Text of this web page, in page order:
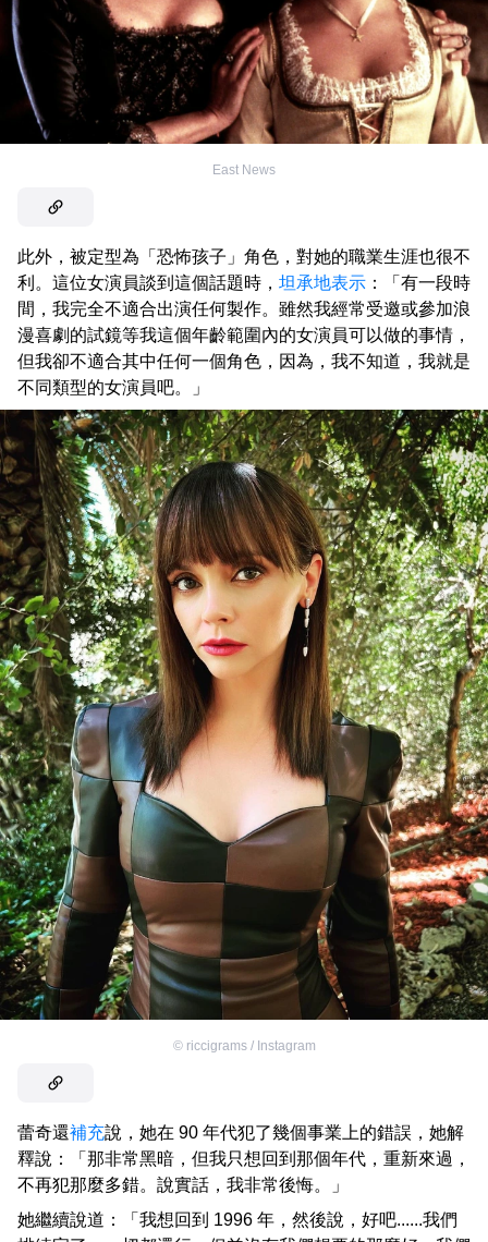
East News
此外，被定型為「恐怖孩子」角色，對她的職業生涯也很不
利。這位女演員談到這個話題時， 坦承地表示 ：「有一段時
間，我完全不適合出演任何製作。雖然我經常受邀或參加浪
漫喜劇的試鏡等我這個年齡範圍內的女演員可以做的事情，
但我卻不適合其中任何一個角色，因為，我不知道，我就是
不同類型的女演員吧。」
© riccigrams / Instagram
蕾奇還補充說，她在 90 年代犯了幾個事業上的錯誤，她解
釋說：「那非常黑暗，但我只想回到那個年代，重新來過，
不再犯那麼多錯。說實話，我非常後悔。」
她繼續說道：「我想回到 1996 年，然後說，好吧......我們